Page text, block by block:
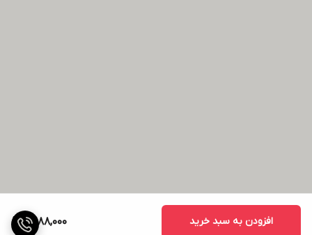
2,988,000 افزودن به سبد خرید